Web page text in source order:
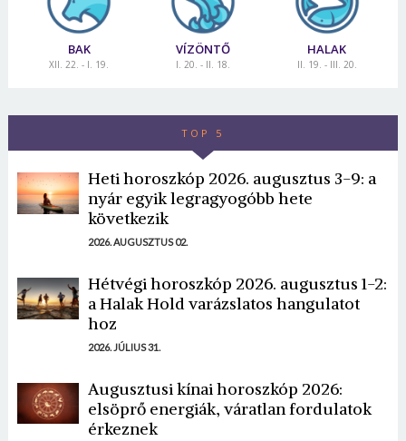
BAK
XII. 22. - I. 19.
VÍZÖNTŐ
I. 20. - II. 18.
HALAK
II. 19. - III. 20.
TOP 5
Heti horoszkóp 2026. augusztus 3-9: a
nyár egyik legragyogóbb hete
következik
2026. AUGUSZTUS 02.
Hétvégi horoszkóp 2026. augusztus 1-2:
a Halak Hold varázslatos hangulatot
hoz
2026. JÚLIUS 31.
Augusztusi kínai horoszkóp 2026:
elsöprő energiák, váratlan fordulatok
érkeznek